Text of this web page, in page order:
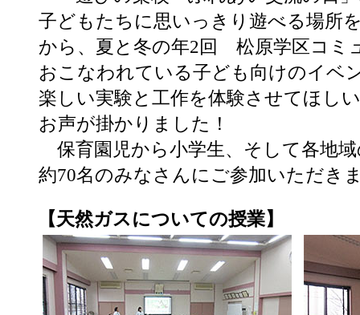
子どもたちに思いっきり遊べる場所
から、夏と冬の年2回 松原学区コミ
おこなわれている子ども向けのイベ
楽しい実験と工作を体験させてほし
お声が掛かりました！
保育園児から小学生、そして各地
約70名のみなさんにご参加いただき
【天然ガスについての授業】